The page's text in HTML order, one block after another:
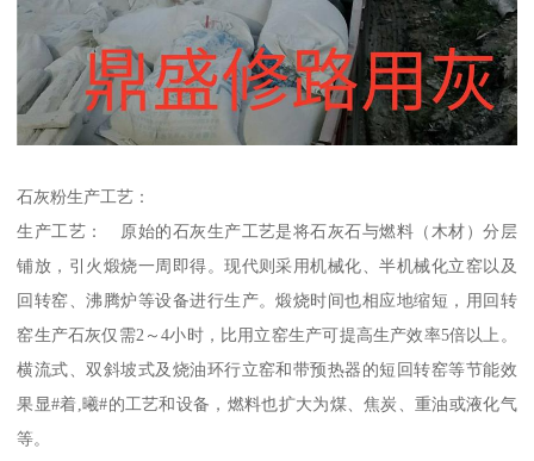
石灰粉生产工艺：
生产工艺： 原始的石灰生产工艺是将石灰石与燃料（木材）分层
铺放，引火煅烧一周即得。现代则采用机械化、半机械化立窑以及
回转窑、沸腾炉等设备进行生产。煅烧时间也相应地缩短，用回转
窑生产石灰仅需2～4小时，比用立窑生产可提高生产效率5倍以上。
横流式、双斜坡式及烧油环行立窑和带预热器的短回转窑等节能效
果显#着,曦#的工艺和设备，燃料也扩大为煤、焦炭、重油或液化气
等。